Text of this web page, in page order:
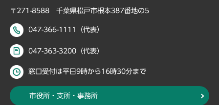
〒271-8588 千葉県松戸市根本387番地の5
047-366-1111（代表）
047-363-3200（代表）
窓口受付は平日9時から16時30分まで
市役所・支所・事務所